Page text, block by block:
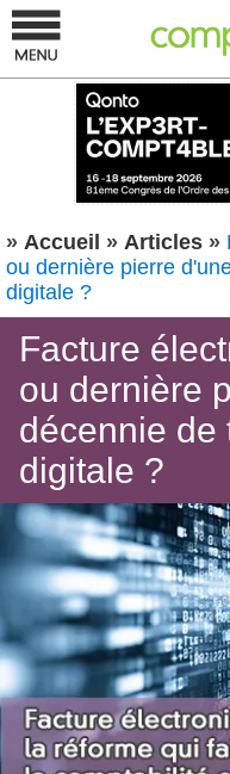
» Accueil » Articles »
ou dernière pierre
digitale ?
Facture
ou dernière
décennie de
digitale ?